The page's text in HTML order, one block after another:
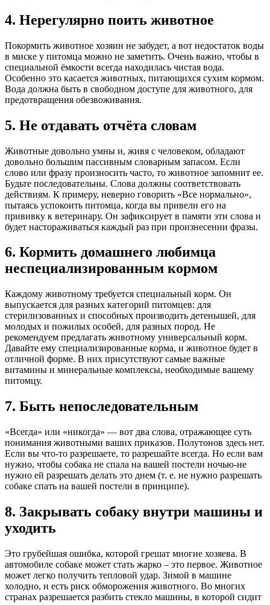
4. Нерегулярно поить животное
Покормить животное хозяин не забудет, а вот недостаток воды
в миске у питомца можно не заметить. Очень важно, чтобы в
специальной ёмкости всегда находилась чистая вода.
Особенно это касается животных, питающихся сухим кормом.
Вода должна быть в свободном доступе для животного, для
предотвращения обезвоживания.
5. Не отдавать отчёта словам
Животные довольно умны и, живя с человеком, обладают
довольно большим пассивным словарным запасом. Если
слово или фразу произносить часто, то животное запомнит ее.
Будьте последовательны. Слова должны соответствовать
действиям. К примеру, неверно говорить «Все нормально»,
пытаясь успокоить питомца, когда вы привели его на
прививку к ветеринару. Он зафиксирует в памяти эти слова и
будет настораживаться каждый раз при произнесении фразы.
6. Кормить домашнего любимца
неспециализированным кормом
Каждому животному требуется специальный корм. Он
выпускается для разных категорий питомцев: для
стерилизованных и способных производить детенышей, для
молодых и пожилых особей, для разных пород. Не
рекомендуем предлагать животному универсальный корм.
Давайте ему специализированные корма, и животное будет в
отличной форме. В них присутствуют самые важные
витамины и минеральные комплексы, необходимые вашему
питомцу.
7. Быть непоследовательным
«Всегда» или «никогда» — вот два слова, отражающее суть
понимания животными ваших приказов. Полутонов здесь нет.
Если вы что-то разрешаете, то разрешайте всегда. Но если вам
нужно, чтобы собака не спала на вашей постели ночью-не
нужно ей разрешать делать это днем (т. е. не нужно разрешать
собаке спать на вашей постели в принципе).
8. Закрывать собаку внутри машины и
уходить
Это грубейшая ошибка, которой грешат многие хозяева. В
автомобиле собаке может стать жарко – это первое. Животное
может легко получить тепловой удар. Зимой в машине
холодно, и есть риск обморожения животного. Во многих
странах разрешается разбить стекло машины, в которой сидит